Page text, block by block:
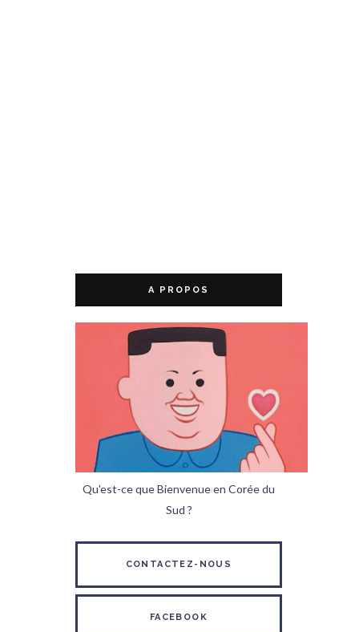
A PROPOS
Qu'est-ce que Bienvenue en Corée du
Sud ?
CONTACTEZ-NOUS
FACEBOOK